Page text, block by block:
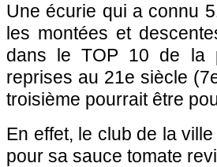
Une écurie qui a connu
les montées et
dans le TOP 10 de la
reprises au 21e siècle
troisième pourrait être
En effet, le club de la
pour sa sauce tomate